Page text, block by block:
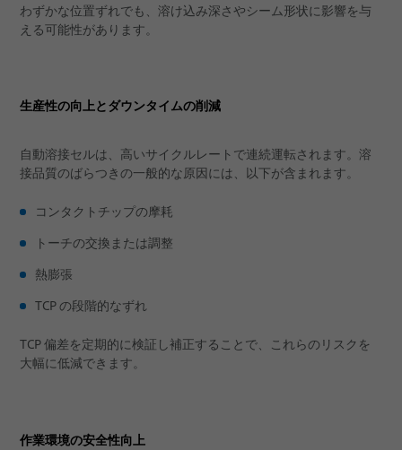
わずかな位置ずれでも、溶け込み深さやシーム形状に影響を与
える可能性があります。
生産性の向上とダウンタイムの削減
自動溶接セルは、高いサイクルレートで連続運転されます。溶
接品質のばらつきの一般的な原因には、以下が含まれます。
コンタクトチップの摩耗
トーチの交換または調整
熱膨張
TCP の段階的なずれ
TCP 偏差を定期的に検証し補正することで、これらのリスクを
大幅に低減できます。
作業環境の安全性向上